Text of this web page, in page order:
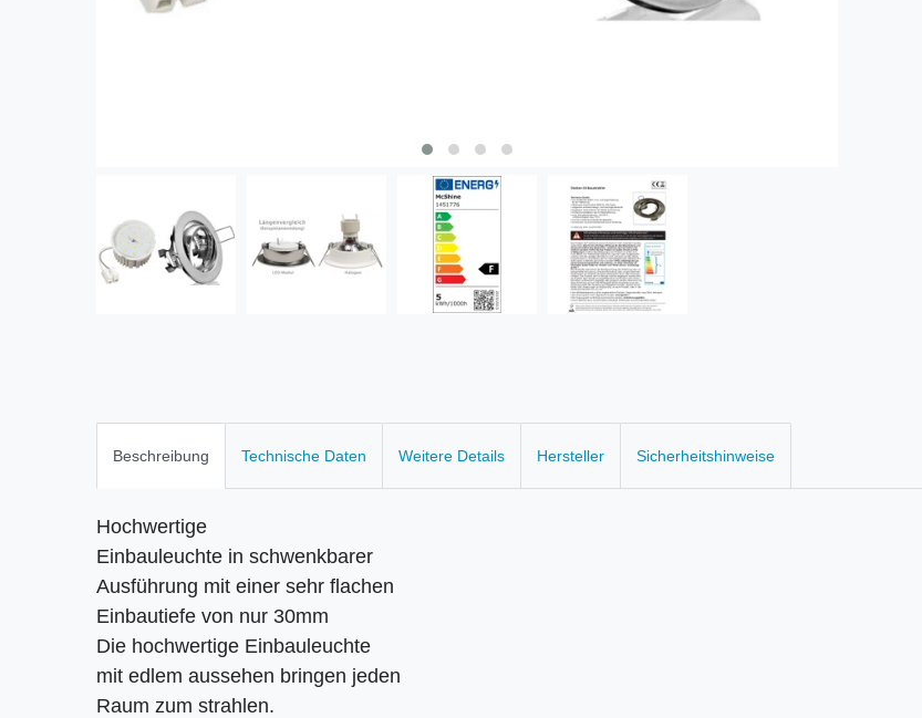
Beschreibung Technische Daten Weitere Details Hersteller Sicherheitshinweise
Hochwertige
Einbauleuchte in schwenkbarer
Ausführung mit einer sehr flachen
Einbautiefe von nur 30mm
Die hochwertige Einbauleuchte
mit edlem aussehen bringen jeden
Raum zum strahlen.